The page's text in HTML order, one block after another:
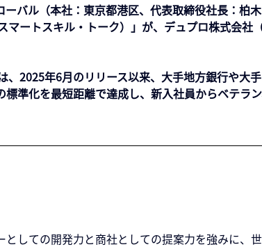
ーバル（本社：東京都港区、代表取締役社長：柏
マートスキル・トーク）」が、デュプロ株式会
、2025年6月のリリース以来、大手地方銀行や大
標準化を最短距離で達成し、新入社員からベテ
としての開発力と商社としての提案力を強みに、